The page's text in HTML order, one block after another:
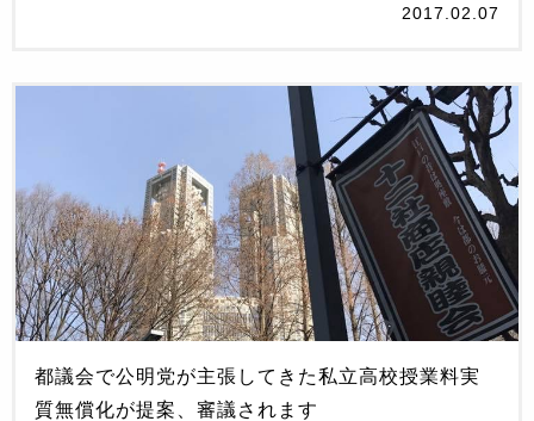
2017.02.07
都議会で公明党が主張してきた私立高校授業料実
質無償化が提案、審議されます